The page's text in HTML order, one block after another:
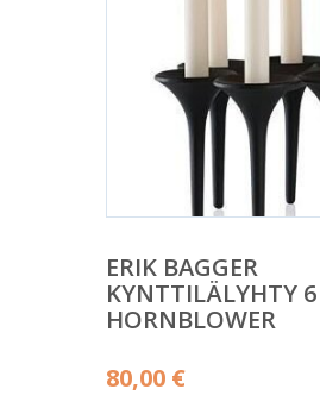
ERIK BAGGER
KYNTTILÄLYHTY 6
HORNBLOWER
80,00 €